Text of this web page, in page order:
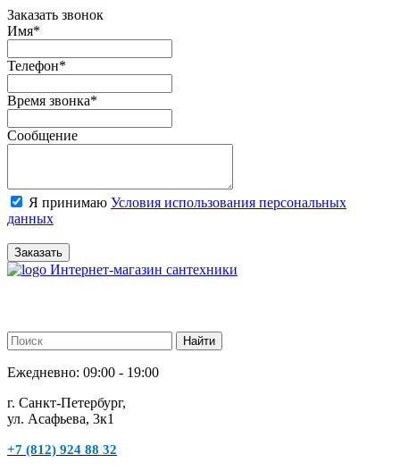
Заказать звонок
Имя*
Телефон*
Время звонка*
Сообщение
Я принимаю Условия использования персональных
данных
Заказать
Интернет-магазин сантехники
Ежедневно: 09:00 - 19:00
г. Санкт-Петербург,
ул. Асафьева, 3к1
+7 (812) 924 88 32